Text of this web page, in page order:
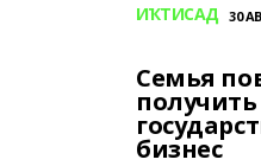
ИҠТИСАД 30
Семья
бизнес